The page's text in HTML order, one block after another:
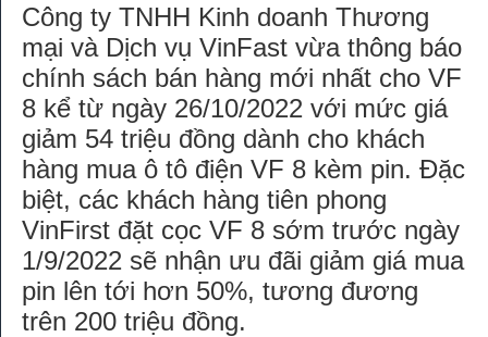
Công ty TNHH Kinh doanh Thương
mại và Dịch vụ VinFast vừa thông báo
chính sách bán hàng mới nhất cho VF
8 kể từ ngày 26/10/2022 với mức giá
giảm 54 triệu đồng dành cho khách
hàng mua ô tô điện VF 8 kèm pin. Đặc
biệt, các khách hàng tiên phong
VinFirst đặt cọc VF 8 sớm trước ngày
1/9/2022 sẽ nhận ưu đãi giảm giá mua
pin lên tới hơn 50%, tương đương
trên 200 triệu đồng.